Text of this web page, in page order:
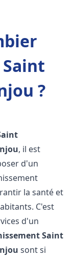
?
, il est
d'un
la santé et
C'est
d'un
Saint
sont si